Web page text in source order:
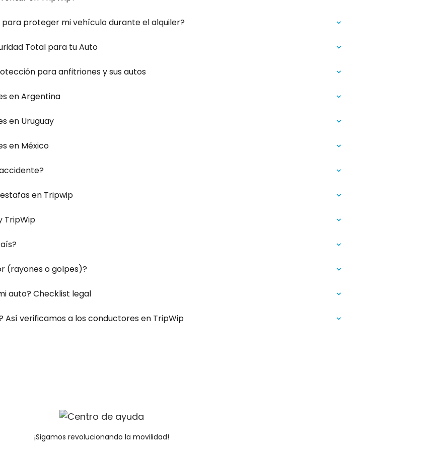
para proteger mi vehículo durante el alquiler?
Total para tu Auto
para anfitriones y sus autos
en Argentina
en Uruguay
en México
en Tripwip
TripWip
(rayones o golpes)?
auto? Checklist legal
Así verificamos a los conductores en TripWip
¡Sigamos revolucionando la movilidad!